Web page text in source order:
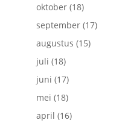
oktober(18)
september(17)
augustus (15)
juli (18)
juni (17)
mei (18)
april (16)